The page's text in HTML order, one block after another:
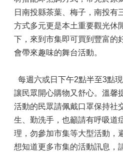
日南投縣茶葉、梅子，南投有
方式多元更是本土重要觀光休
下，來到市集即可買到豐富的
會帶來趣味的舞台活動。
每週六或日下午2點半至3點
讓民眾開心購物又舒心。溫馨
活動的民眾請佩戴口罩保持社
生、勤洗手，也籲請有呼吸道
理，勿參加市集等大型活動，
想知道更多市集的活動訊息，